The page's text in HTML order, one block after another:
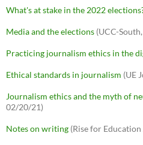
What's at stake in the 2022
Media and the elections (UCC-
Practicing journalism ethics in the
Ethical standards in journalism (UE
Journalism ethics and the myth of
02/20/21)
Notes on writing (Rise for